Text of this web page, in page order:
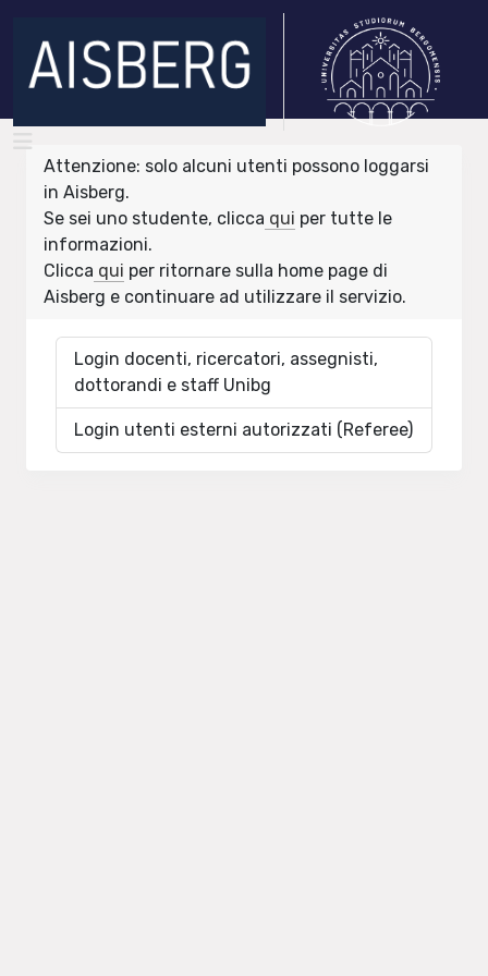
Attenzione: solo alcuni utenti possono loggarsi
in Aisberg.
Se sei uno studente, clicca qui per tutte le
informazioni.
Clicca qui per ritornare sulla home page di
Aisberg e continuare ad utilizzare il servizio.
Login docenti, ricercatori, assegnisti,
dottorandi e staff Unibg
Login utenti esterni autorizzati (Referee)